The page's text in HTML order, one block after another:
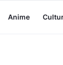
Anime